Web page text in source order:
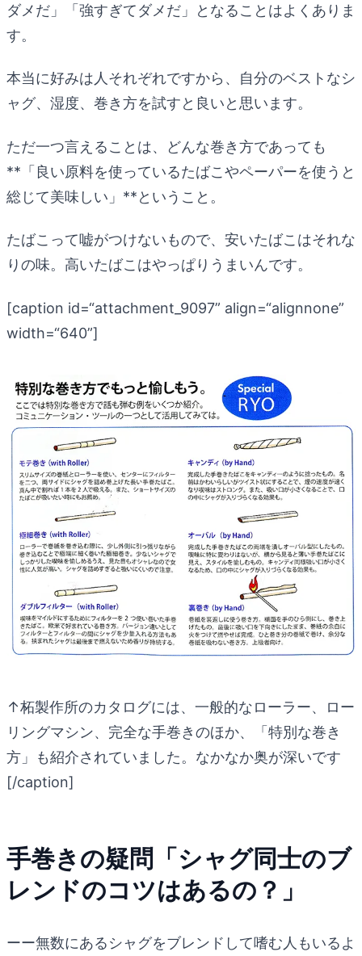
ダメだ」「強すぎてダメだ」となることはよくありま
す。
本当に好みは人それぞれですから、自分のベストなシ
ャグ、湿度、巻き方を試すと良いと思います。
ただ一つ言えることは、どんな巻き方であっても
**「良い原料を使っているたばこやペーパーを使うと
総じて美味しい」**ということ。
たばこって嘘がつけないもので、安いたばこはそれな
りの味。高いたばこはやっぱりうまいんです。
[caption id=“attachment_9097” align=“alignnone”
width=“640”]
↑柘製作所のカタログには、一般的なローラー、ロー
リングマシン、完全な手巻きのほか、「特別な巻き
方」も紹介されていました。なかなか奥が深いです
[/caption]
手巻きの疑問「シャグ同士のブ
レンドのコツはあるの？」
ーー無数にあるシャグをブレンドして嗜む人もいるよ